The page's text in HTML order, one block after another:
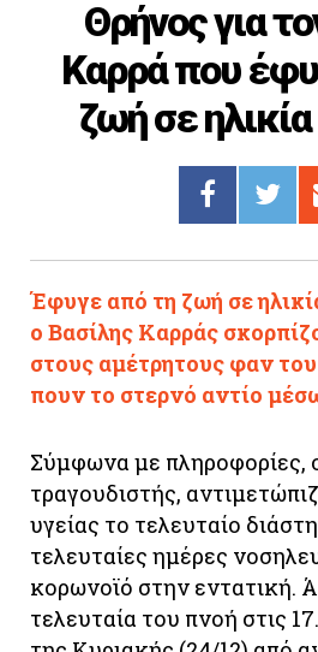
ΣΥΝΔΕΣΜΟΙ
Θρήνος για
Καρρά που
ζωή σε
Έφυγε από τη ζωή σε
ο Βασίλης Καρράς
στους αμέτρητους φαν
πουν το στερνό αντίο
Σύμφωνα με πληροφορίες,
τραγουδιστής,
υγείας το τελευταίο
τελευταίες ημέρες
κορωνοϊό στην εντατική.
τελευταία του πνοή στις